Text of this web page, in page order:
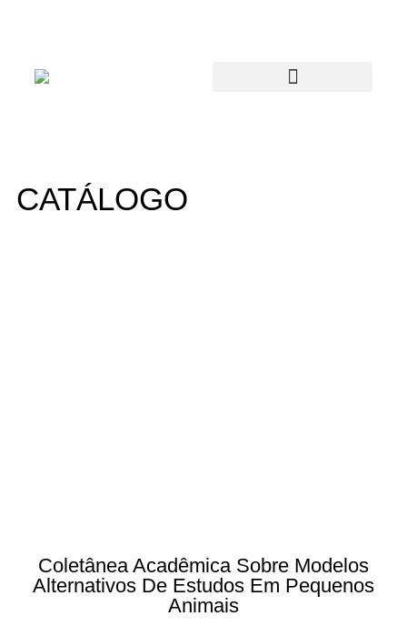
CATÁLOGO
Coletânea Acadêmica Sobre Modelos
Alternativos De Estudos Em Pequenos
Animais